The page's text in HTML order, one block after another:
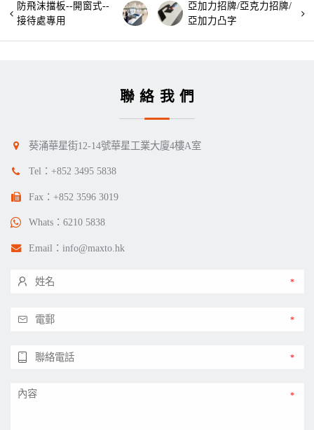
防飛沫擋板--開窗式--
接待處專用
亞加力招牌/亞克力招牌/
亞加力凸字
聯絡我們
葵涌華星街12-14號華星工業大廈4樓A室
Tel： +852 3495 5838
Fax：+852 3596 3019
Whats： 6210 5838
Email： info@maxto.hk